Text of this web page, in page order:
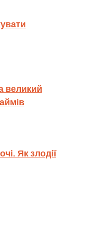
великий
Як злодії